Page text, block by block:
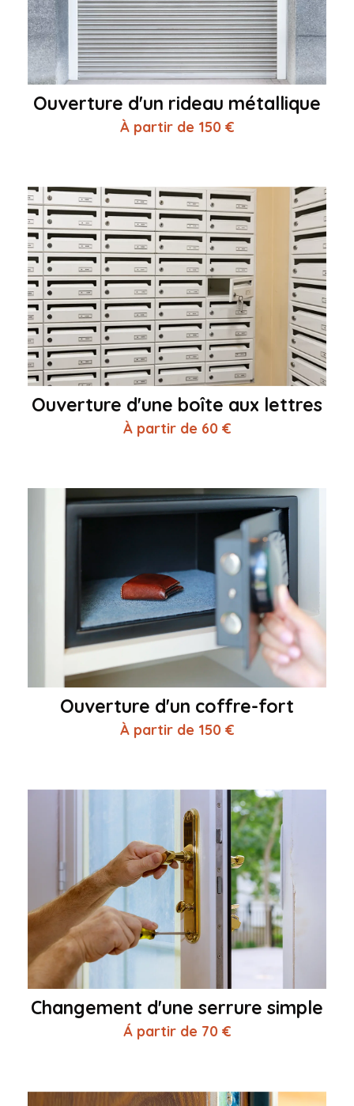
Ouverture d'un rideau métallique
À partir de 150 €
Ouverture d'une boîte aux lettres
À partir de 60 €
Ouverture d'un coffre-fort
À partir de 150 €
Changement d'une serrure simple
Á partir de 70 €